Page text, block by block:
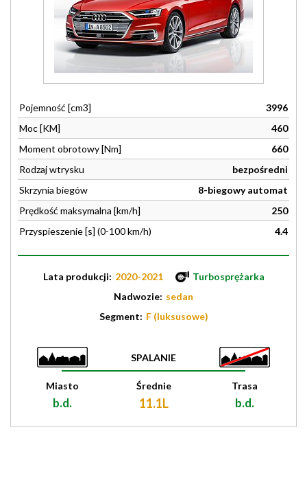
Pojemność [cm3]
3996
Moc [KM]
460
Moment obrotowy [Nm]
660
Rodzaj wtrysku
bezpośredni
Skrzynia biegów
8-biegowy automat
Prędkość maksymalna [km/h]
250
Przyspieszenie [s] (0-100 km/h)
4.4
Lata produkcji: 2020-2021
Turbosprężarka
Nadwozie: sedan
Segment: F (luksusowe)
SPALANIE
Miasto
b.d.
Średnie
11.1L
Trasa
b.d.